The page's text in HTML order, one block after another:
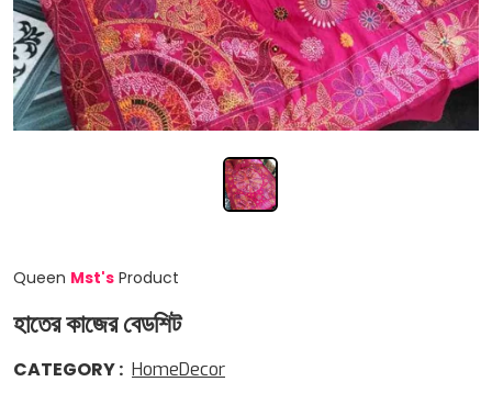
Queen Mst's Product
হাতের কাজের বেডশিট
CATEGORY: HomeDecor